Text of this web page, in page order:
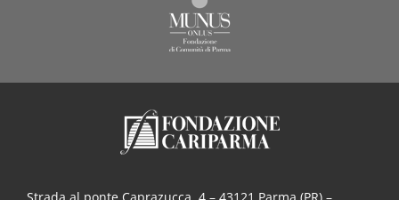
Strada al ponte Caprazucca, 4 – 43121 Parma (PR) –